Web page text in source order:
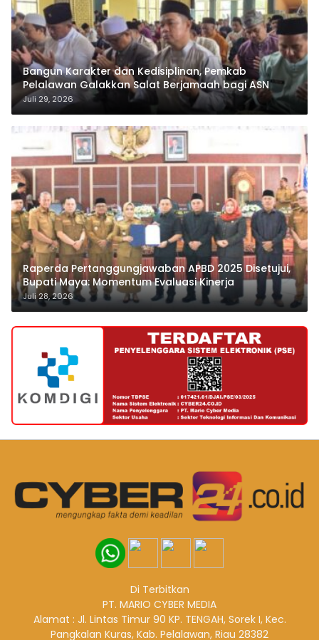
Bangun Karakter dan Kedisiplinan, Pemkab
Pelalawan Galakkan Salat Berjamaah bagi ASN
Juli 29, 2026
Raperda Pertanggungjawaban APBD 2025 Disetujui,
Bupati Maya: Momentum Evaluasi Kinerja
Juli 28, 2026
Di Terbitkan
PT. MARIO CYBER MEDIA
Alamat : Jl. Lintas Timur 90 KP. TENGAH, Sorek I, Kec.
Pangkalan Kuras, Kab. Pelalawan, Riau 28382